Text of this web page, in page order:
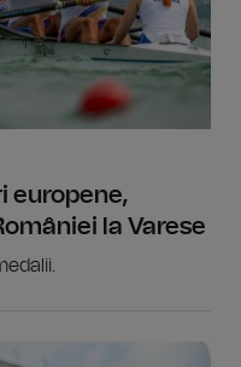
europene,
la Varese